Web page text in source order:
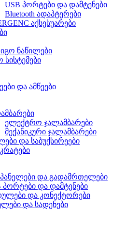
USB პორტები და დამტენები
Bluetooth ადაპტერები
აქსესუარები
ნაწილები
და ამწეები
ელექტრო ჯალამბარები
მექანიკური ჯალამბარები
და საბუქსირეები
და გადამრთელები
პორტები და დამტენები
და კონექტორები
და სადენები